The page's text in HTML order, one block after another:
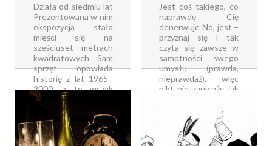
Działa od siedmiu lat
Prezentowana w nim
ekspozycja stała
mieści się na
sześciuset metrach
kwadratowych Sam
sprzęt opowiada
historię z lat 1965–
2000, a to wszak
jedynie połowa
pełnej historii
informatyki, która
obejmuje okres
około [...]
Jest coś takiego, co
naprawdę Cię
denerwuje No, jest –
przyznaj się I tak
czyta się zawsze w
samotności swego
umysłu (prawda,
nieprawdaż), więc
nikt nie zauważy, jak
wypowiedz w
myślach ciche,
cichuteńkie „tak, ależ